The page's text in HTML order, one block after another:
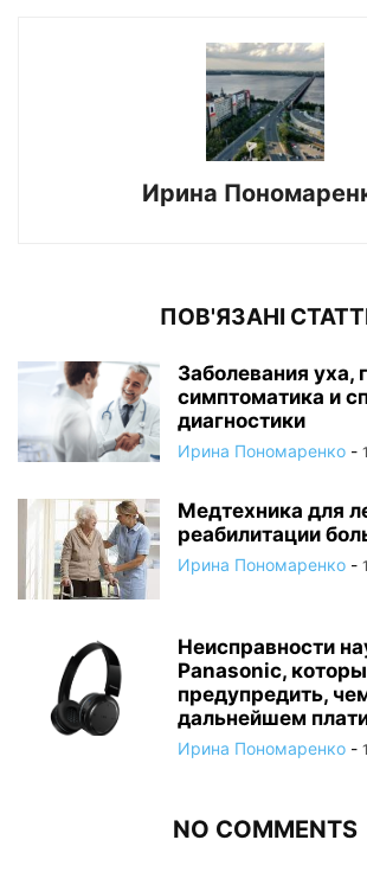
Ирина
ПОВ'ЯЗАНІ
Заболевания уха,
симптоматика и
диагностики
Ирина Пономаренко -
Медтехника для
реабилитации
Ирина Пономаренко -
Неисправности
Panasonic,
предупредить,
дальнейшем
Ирина Пономаренко -
NO COMMENTS